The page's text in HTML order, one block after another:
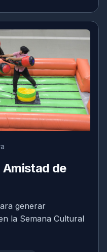
Amistad de
generar
la Semana Cultural